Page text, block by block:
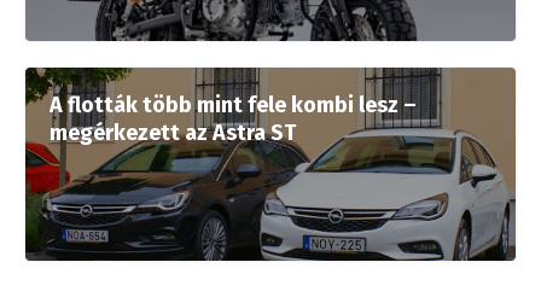
A flották több mint fele kombi lesz –
megérkezett az Astra ST